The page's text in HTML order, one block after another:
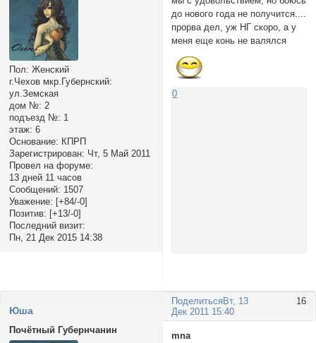
Пол: Женский
г.Чехов мкр.Губернский:
ул.Земская
дом №: 2
подъезд №: 1
этаж: 6
Основание: КПРП
Зарегистрирован: Чт, 5 Май 2011
Провел на форуме:
13 дней 11 часов
Сообщений: 1507
Уважение: [+84/-0]
Позитив: [+13/-0]
Последний визит:
Пн, 21 Дек 2015 14:38
до нового года не получится....
прорва дел, уж НГ скоро, а у
меня еще конь не валялся
0
Поделиться 16
Вт, 13
Дек 2011 15:40
Юша
Почётный Губернчанин
mnа